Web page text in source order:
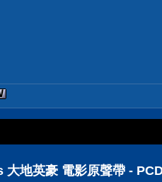
地英豪 電影原聲帶 -